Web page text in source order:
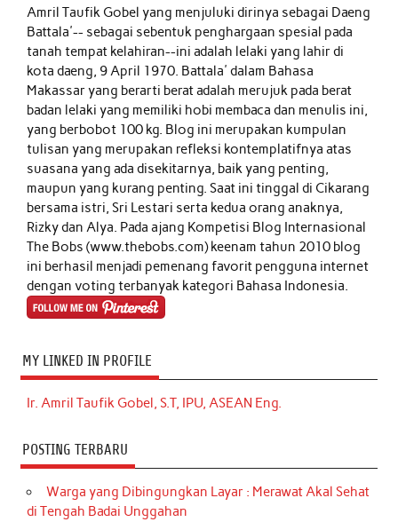
Amril Taufik Gobelyang menjuluki dirinya sebagai Daeng
Battala'-- sebagai sebentuk penghargaan spesial pada
tanah tempat kelahiran--ini adalah lelaki yang lahir di
kota daeng, 9 April 1970. Battala' dalam Bahasa
Makassar yang berarti berat adalah merujuk pada berat
badan lelaki yang memiliki hobi membaca dan menulis ini,
yang berbobot 100 kg. Blog ini merupakan kumpulan
tulisan yang merupakan refleksi kontemplatifnya atas
suasana yang ada disekitarnya, baik yang penting,
maupun yang kurang penting. Saat ini tinggal di Cikarang
bersama istri, Sri Lestari serta kedua orang anaknya,
Rizky dan Alya. Pada ajang Kompetisi Blog Internasional
The Bobs (www.thebobs.com) keenam tahun 2010 blog
ini berhasil menjadi pemenang favorit pengguna internet
dengan voting terbanyak kategori Bahasa Indonesia.
MY LINKED IN PROFILE
Ir. Amril Taufik Gobel, S.T, IPU, ASEAN Eng.
POSTING TERBARU
Warga yang Dibingungkan Layar : Merawat Akal Sehat
di Tengah Badai Unggahan